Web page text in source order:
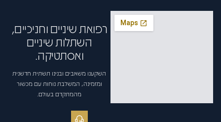
רפואת שיניים וחניכיים,
השתלות שיניים
ואסתטיקה.
השקענו משאבים ובנינו תשתית חדשנית
ומזמינה, המשלבת נוחות עם מכשור
מהמתקדם בעולם.